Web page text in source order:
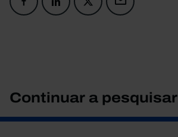
Continuar a pesquisar